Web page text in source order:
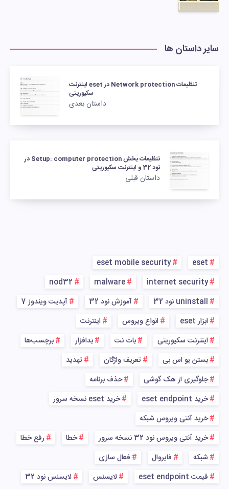
سایر داستان ها
تنظیمات Network protection در eset اینترنت
سکیوریتی
داستان بعدی
تنظیمات بخش Setup: computer protection در
نود 32 و اینترنت سکیوریتی
داستان قبلی
eset
eset mobile security
internet security
malware
nod32
uninstall نود 32
آموزش نود 32
آپدیت ویندوز 7
ابزار eset
انواع ویروس
اینترنت
اینترنت سکیوریتی
بات نت بدافزار
برچسب‌ها
بستن یو اس بی
تعریف واژگان
تهدید
جلوگیری از هک گوشی
حذف برنامه
خرید eset endpoint
خرید eset نسخه سرور
خرید آنتی ویروس شبکه
خرید آنتی ویروس نود 32 نسخه سرور
خطا
رفع خطا
شبکه
فایروال
فعال سازی
قیمت eset endpoint
لایسنس لایسنس نود 32